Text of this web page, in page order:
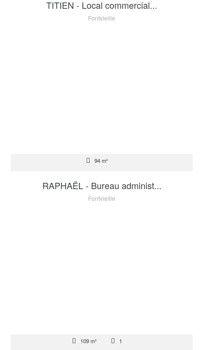
TITIEN - Local commercial...
Fontvieille
94 m²
RAPHAËL - Bureau administ...
Fontvieille
109 m² 1